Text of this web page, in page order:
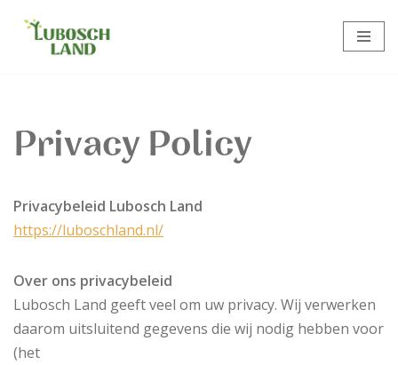
Meteen
Privacy Policy
Privacybeleid Lubosch Land
https://luboschland.nl/
Over ons privacybeleid
Lubosch Land geeft veel om uw privacy. Wij verwerken
daarom uitsluitend gegevens die wij nodig hebben voor
(het